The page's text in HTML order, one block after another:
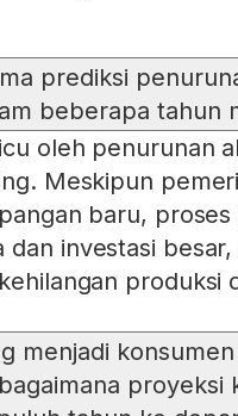
prediksi
beberapa tahun
oleh penurunan
Meskipun
baru,
investasi
produksi
menjadi
proyeksi